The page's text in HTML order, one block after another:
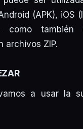
(APK), iOS
como también
archivos ZIP.
a usar la